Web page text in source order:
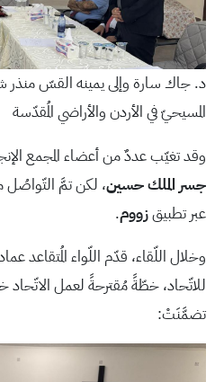
د. جاك سارة وإلى يمينه القسّ منذر
المسيحيّ في الأردن والأراضي المُقدّسة
وقد تغيّب عددٌ من أعضاء المجمع
جسر الملك حسين، لكن تمَّ التّواصُل
عبر تطبيقزووم.
وخلال اللّقاء، قدّم اللّواء المُتقاعد
للاتّحاد، خطّةً مُقترحةً لعمل الاتّحاد
تضمَّنَتْ: